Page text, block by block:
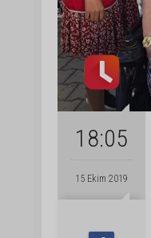
18:05
15 Ekim 2019